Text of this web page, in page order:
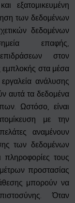
εξατομικευμένη
των δεδομένων
δεδομένων
επαφής,
στον
εμπλοκής στα μέσα
ανάλυσης
αυτά τα δεδομένα
Ωστόσο, είναι
με την
αναμένουν
των δεδομένων
πληροφορίες τους
προστασίας
μπορούν να
Όταν